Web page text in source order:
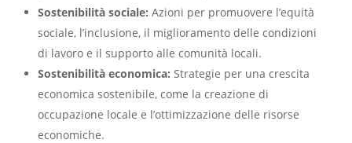
Sostenibilità sociale: Azioni per promuovere l’equità
sociale, l’inclusione, il miglioramento delle condizioni
di lavoro e il supporto alle comunità locali.
Sostenibilità economica: Strategie per una crescita
economica sostenibile, come la creazione di
occupazione locale e l’ottimizzazione delle risorse
economiche.